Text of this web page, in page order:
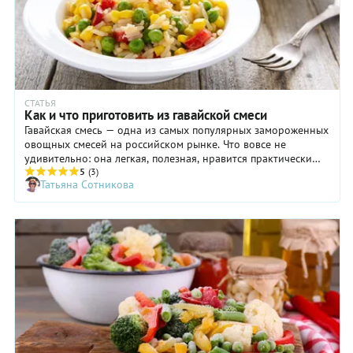
СТАТЬЯ
Как и что приготовить из гавайской смеси
Гавайская смесь — одна из самых популярных замороженных
овощных смесей на российском рынке. Что вовсе не
удивительно: она легкая, полезная, нравится практически
всем и готовится за считаные минуты. Наконец, гавайская
смесь универсальна в использовании: ее можно есть в
чистом виде, подавать на гарнир, а также включать в состав
прямо сейчас.
5 (3)
Татьяна Сотникова